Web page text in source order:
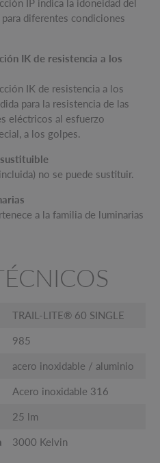
IP indica la idoneidad del
diferentes condiciones
IK de resistencia a los
IK de resistencia a los
para la resistencia de las
eléctricos al esfuerzo
a los golpes.
no se puede sustituir.
a la familia de luminarias
TRAIL-LITE® 60 SINGLE
985
acero inoxidable / aluminio
Acero inoxidable 316
25 lm
3000 Kelvin